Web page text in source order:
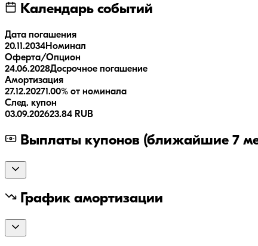
Календарь событий
Дата погашения
20.11.2034Номинал
Оферта/Опцион
24.06.2028Досрочное погашение
Амортизация
27.12.20271.00% от номинала
След. купон
03.09.202623.84 RUB
Выплаты купонов (ближайшие 7
График амортизации